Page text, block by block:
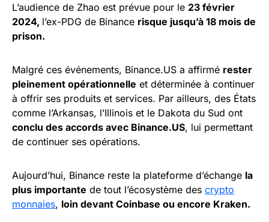
L’audience de Zhao est prévue pour le 23 février
2024, l’ex-PDG de Binance risque jusqu’à 18 mois de
prison.
Malgré ces événements, Binance.US a affirmé rester
pleinement opérationnelle et déterminée à continuer
à offrir ses produits et services. Par ailleurs, des États
comme l’Arkansas, l’Illinois et le Dakota du Sud ont
conclu des accords avec Binance.US, lui permettant
de continuer ses opérations.
Aujourd’hui, Binance reste la plateforme d’échange la
plus importante de tout l’écosystème des crypto
monnaies, loin devant Coinbase ou encore Kraken.